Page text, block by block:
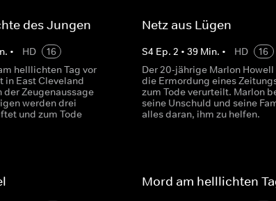
des Jungen
• HD
16
helllichten Tag vor
in East Cleveland
der Zeugenaussage
werden drei
und zum Tode
Netz aus Lügen
S4 Ep.2 •39 Min. • HD
16
Der 20-jährige Marlon
die Ermordung eines
zum Tode verurteilt. Marlon
seine Unschuld und seine
alles daran, ihm zu helfen.
Mord am helllichten